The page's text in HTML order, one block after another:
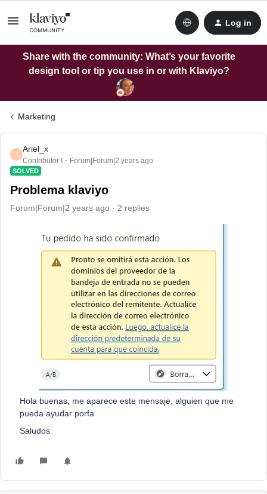
Log in
Share with the community: What’s your favorite
design tool or tip you use in or with Klaviyo?
Marketing
A
Ariel_x
Contributor I Forum|Forum|2 years ago
SOLVED
Problema klaviyo
Forum|Forum|2 years ago 2 replies
Hola buenas, me aparece este mensaje, alguien que me
pueda ayudar porfa
Saludos